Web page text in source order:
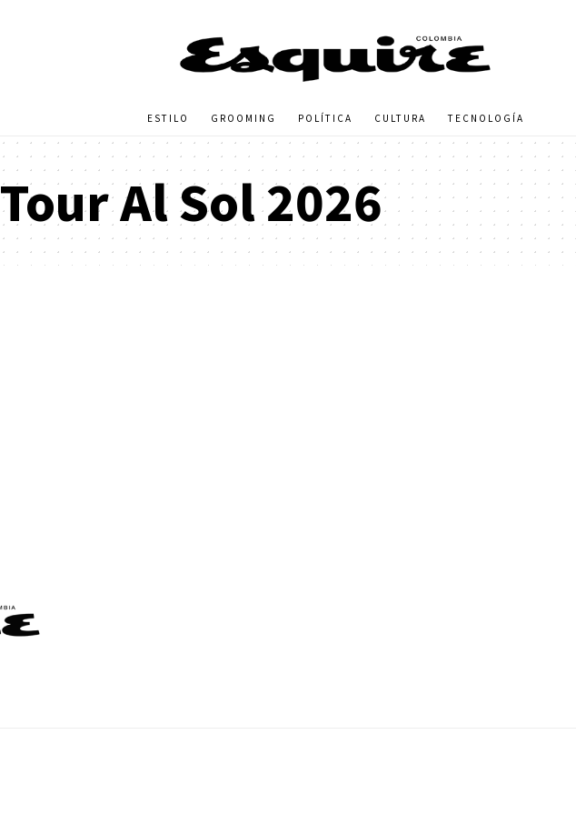
ESTILO GROOMING POLÍTICA CULTURA TECNOLOGÍA
Tour Al Sol 2026